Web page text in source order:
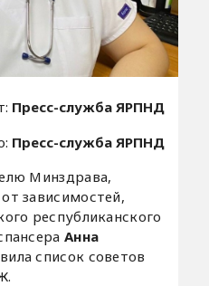
Пресс-служба ЯРПНД
Пресс-служба ЯРПНД
Минздрава,
зависимостей,
республиканского
Анна
список советов